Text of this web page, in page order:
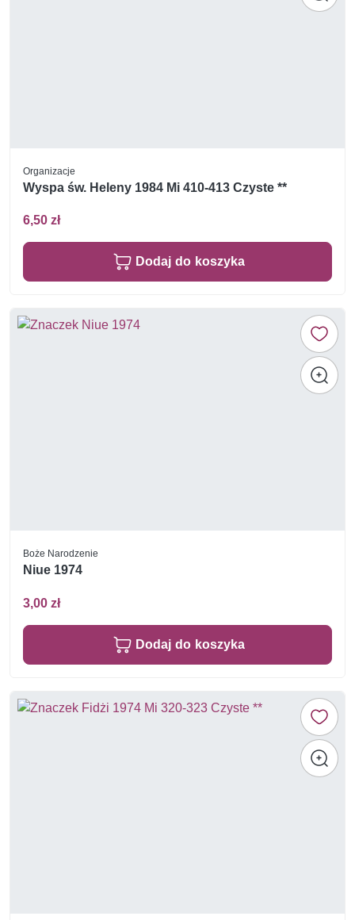
Organizacje
Wyspa św. Heleny 1984 Mi 410-413 Czyste **
6,50 zł
Dodaj do koszyka
Boże Narodzenie
Niue 1974
3,00 zł
Dodaj do koszyka